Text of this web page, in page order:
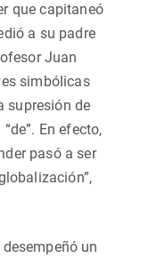
que capitaneó
a su padre
Juan
simbólicas
supresión de
En efecto,
pasó a ser
un